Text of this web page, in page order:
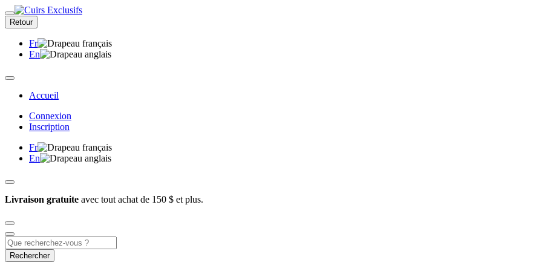
Retour
Fr
En
Accueil
Connexion
Inscription
Fr
En
Livraison gratuite avec tout achat de 150 $ et plus.
Rechercher